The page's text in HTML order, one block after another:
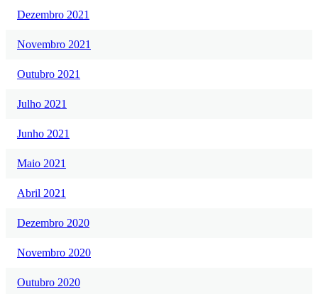
Dezembro 2021
Novembro 2021
Outubro 2021
Julho 2021
Junho 2021
Maio 2021
Abril 2021
Dezembro 2020
Novembro 2020
Outubro 2020